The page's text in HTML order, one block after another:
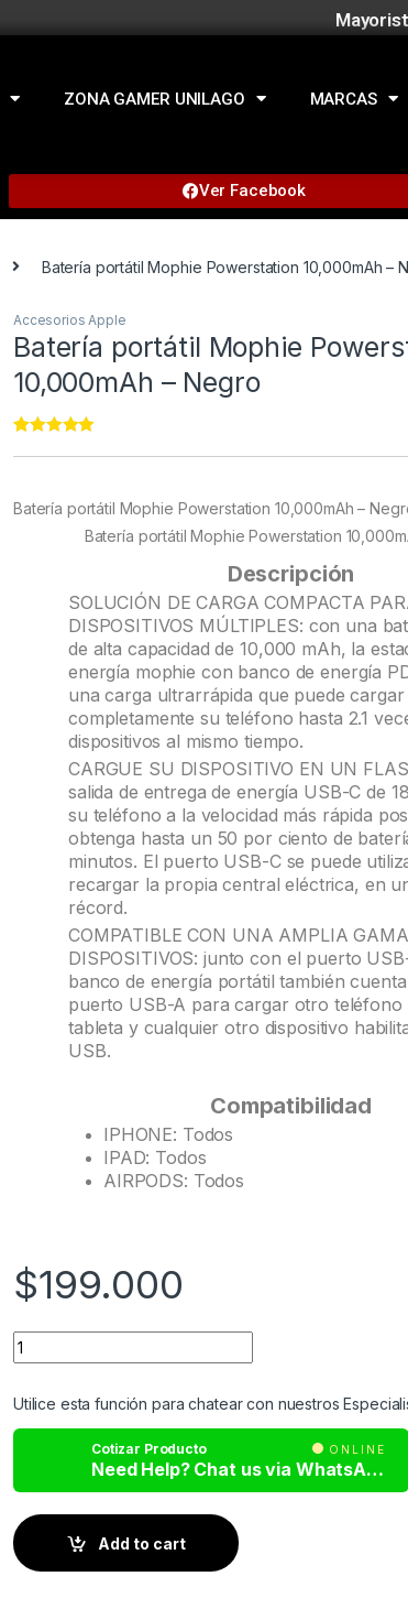
ZONA GAMER UNILAGO MARCAS
Ver Facebook
Batería portátil Mophie Powerstation 10,000mAh –
Accesorios Apple
Batería portátil Mophie
10,000mAh – Negro
ratings
Batería portátil Mophie Powerstation 10,000mAh –
Batería portátil Mophie Powerstation
Descripción
SOLUCIÓN DE CARGA COMPACTA
DISPOSITIVOS MÚLTIPLES: con una
de alta capacidad de 10,000 mAh, la
energía mophie con banco de energía
una carga ultrarrápida que puede cargar
completamente su teléfono hasta 2.1
dispositivos al mismo tiempo.
CARGUE SU DISPOSITIVO EN UN
salida de entrega de energía USB-C de
su teléfono a la velocidad más rápida
obtenga hasta un 50 por ciento de
minutos. El puerto USB-C se puede
recargar la propia central eléctrica, en
récord.
COMPATIBLE CON UNA AMPLIA
DISPOSITIVOS: junto con el puerto
banco de energía portátil también
puerto USB-A para cargar otro teléfono
tableta y cualquier otro dispositivo
USB.
Compatibilidad
IPHONE: Todos
IPAD: Todos
AIRPODS: Todos
$199.000
Utilice esta función para chatear con nuestros
Cotizar Producto ONLINE
Need Help? Chat us via WhatsApp
Add to cart